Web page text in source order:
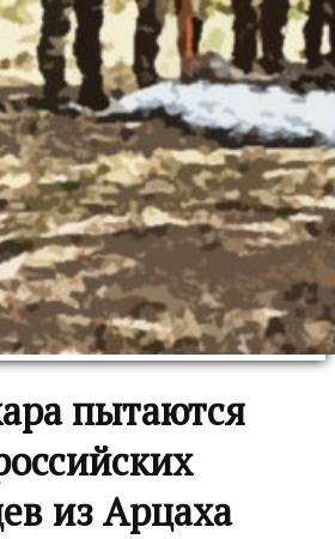
пытаются
из Арцаха